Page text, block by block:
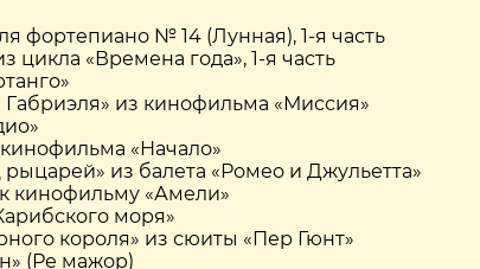
фортепиано № 14 (Лунная), 1-я часть
цикла «Времена года», 1-я часть
Габриэля» из кинофильма «Миссия»
кинофильма «Начало»
рыцарей» из балета «Ромео и Джульетта»
кинофильму «Амели»
моря»
короля» из сюиты «Пер Гюнт»
(Ре мажор)